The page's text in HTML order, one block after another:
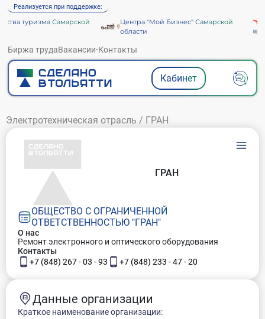
Реализуется при поддержке:
туризма Самарской
Центра "Мой Бизнес" Самарской
области
Биржа трудаВакансии·Контакты
Кабинет
Электротехническая отрасль / ГРАН
ОБЩЕСТВО С ОГРАНИЧЕННОЙ
ОТВЕТСТВЕННОСТЬЮ "ГРАН"
ГРАН
О нас
Ремонт электронного и оптического оборудования
Контакты
+7 (848) 267 - 03 - 93
+7 (848) 233 - 47 - 20
Данные организации
Краткое наименование организации: